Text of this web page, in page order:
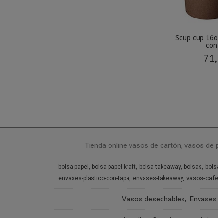
Soup cup
Tienda online vasos de cartón, vasos de
bolsa-papel bolsa-papel-kraft bolsa-takeaway bolsas
envases-plastico-con-tapa
envases-takeaway vasos-cafe
Vasos desechables